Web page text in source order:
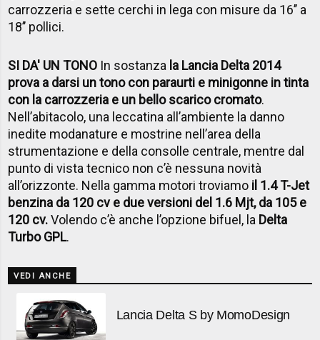
carrozzeria e sette cerchi in lega con misure da 16’’ a
18’’ pollici.
SI DA' UN TONO In sostanza la Lancia Delta 2014
prova a darsi un tono con paraurti e minigonne in tinta
con la carrozzeria e un bello scarico cromato.
Nell’abitacolo, una leccatina all’ambiente la danno
inedite modanature e mostrine nell’area della
strumentazione e della consolle centrale, mentre dal
punto di vista tecnico non c’è nessuna novità
all’orizzonte. Nella gamma motori troviamo il 1.4 T-Jet
benzina da 120 cv e due versioni del 1.6 Mjt, da 105 e
120 cv.Volendo c’è anche l’opzione bifuel, la Delta
Turbo GPL.
VEDI ANCHE
Lancia Delta S by MomoDesign